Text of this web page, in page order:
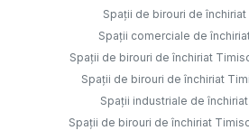
Spații de birouri de
Spații comerciale de
Spații de birouri de închiriat
Spații de birouri de închiriat
Spații industriale de
Spații de birouri de închiriat